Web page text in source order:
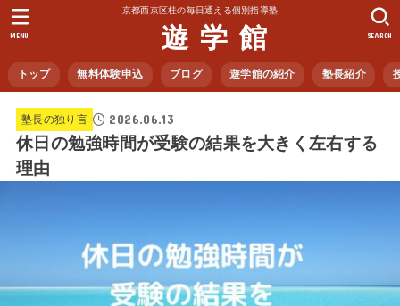
京都西京区桂の毎日通える個別指導塾
遊 学 館
トップ 無料体験申込 ブログ 遊学館の紹介 塾長紹介
SEARCH
MENU
塾長の独り言 2026.06.13
休日の勉強時間が受験の結果を大きく左右する
理由